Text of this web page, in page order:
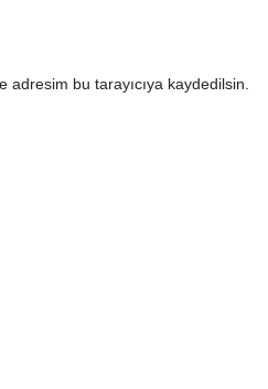
bu tarayıcıya kaydedilsin.